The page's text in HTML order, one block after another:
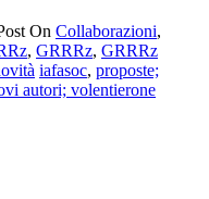
On Collaborazioni,
, GRRRz, GRRRz
iafasoc, proposte;
autori; volentierone